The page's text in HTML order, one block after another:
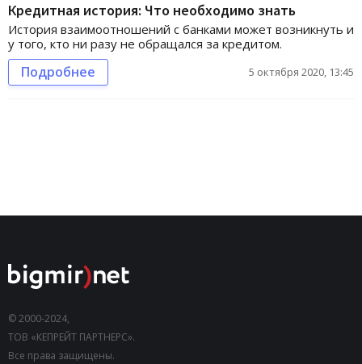
Кредитная история: Что необходимо знать
История взаимоотношений с банками может возникнуть и
у того, кто ни разу не обращался за кредитом.
Подробнее 5 октября 2020, 13:45
© 2000-2024,
ТОВ «КЕПРЕЙТ ПАРТНЕРС».
Все права защищены.